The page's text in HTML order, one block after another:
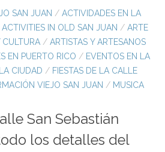
SAN JUAN / ACTIVIDADES EN LA
ACTIVITIES IN OLD SAN JUAN / ARTE
CULTURA / ARTISTAS Y ARTESANOS
EN PUERTO RICO / EVENTOS EN LA
CIUDAD / FIESTAS DE LA CALLE
VIEJO SAN JUAN / MUSICA
San Sebastián
los detalles del